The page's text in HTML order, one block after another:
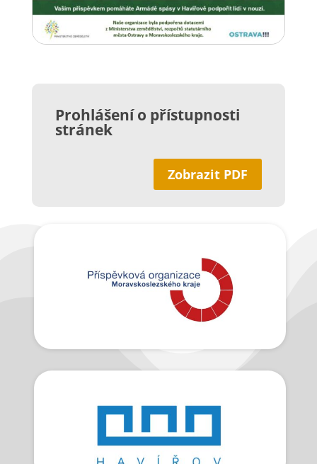
Prohlášení o přístupnosti
stránek
Zobrazit PDF